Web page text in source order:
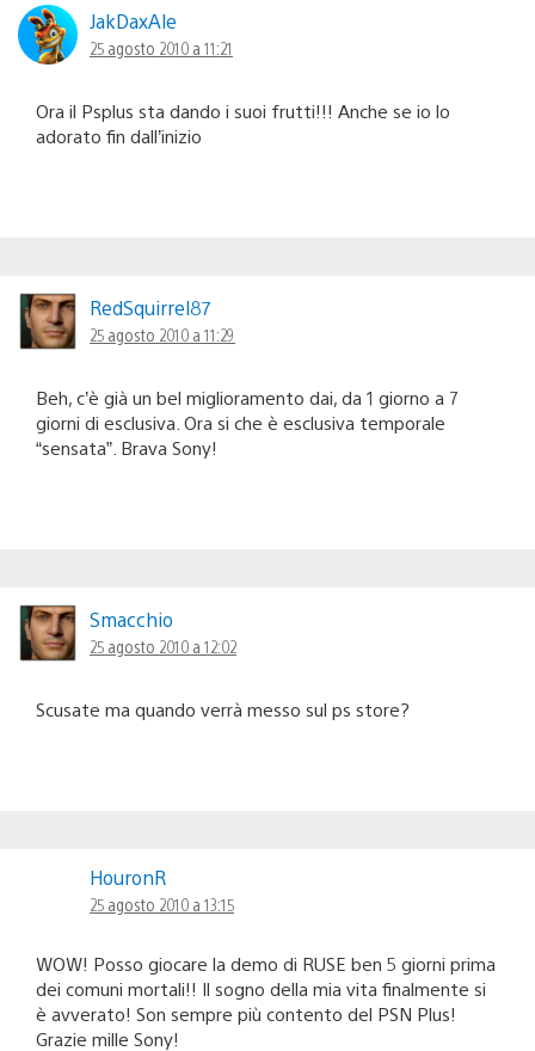
JakDaxAle
25 agosto 2010 a 11:21
Ora il Psplus sta dando i suoi frutti!!! Anche se io lo
adorato fin dall’inizio
RedSquirrel87
25 agosto 2010 a 11:29
Beh, c’è già un bel miglioramento dai, da 1 giorno a 7
giorni di esclusiva. Ora si che è esclusiva temporale
“sensata”. Brava Sony!
Smacchio
25 agosto 2010 a 12:02
Scusate ma quando verrà messo sul ps store?
HouronR
25 agosto 2010 a 13:15
WOW! Posso giocare la demo di RUSE ben 5 giorni prima
dei comuni mortali!! Il sogno della mia vita finalmente si
è avverato! Son sempre più contento del PSN Plus!
Grazie mille Sony!